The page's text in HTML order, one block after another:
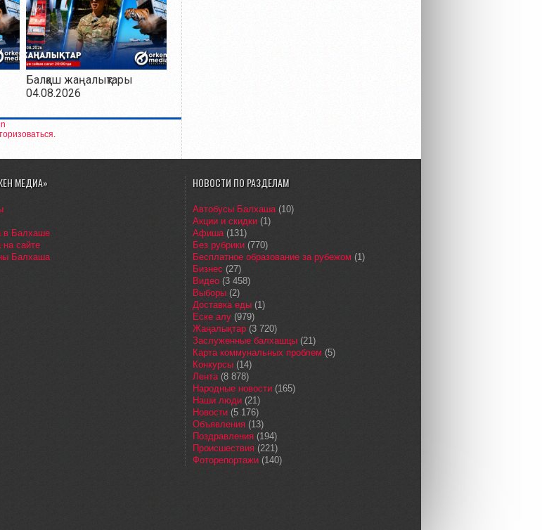
Балқаш жаңалықтары
04.08.2026
.
МЕДИА»
в Балхаше
на сайте
Балхаша
НОВОСТИ ПО РАЗДЕЛАМ
Автобусы Балхаша(10)
Акции и скидки (1)
Афиша(131)
Без рубрики (770)
Бесплатное образование за рубежом (1)
Бизнес (27)
Видео (3 458)
Выборы (2)
Доставка еды (1)
Еске алу (979)
Жаңалықтар (3 720)
Заслуженные балхашцы (21)
Карта коммунальных проблем (5)
Конкурсы (14)
Лента(8 878)
Народные новости (165)
Наши люди (21)
Новости (5 176)
Объявления (13)
Поздравления (194)
Происшествия (221)
Фоторепортажи (140)